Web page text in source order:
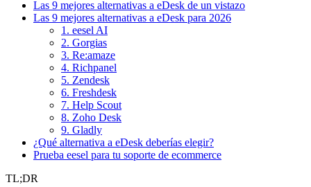
Las 9 mejores alternativas a eDesk de un vistazo
Las 9 mejores alternativas a eDesk para 2026
1. eesel AI
2. Gorgias
3. Re:amaze
4. Richpanel
5. Zendesk
6. Freshdesk
7. Help Scout
8. Zoho Desk
9. Gladly
¿Qué alternativa a eDesk deberías elegir?
Prueba eesel para tu soporte de ecommerce
TL;DR